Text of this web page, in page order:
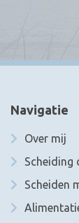
Navigatie
Over mij
Scheiding
Scheiden